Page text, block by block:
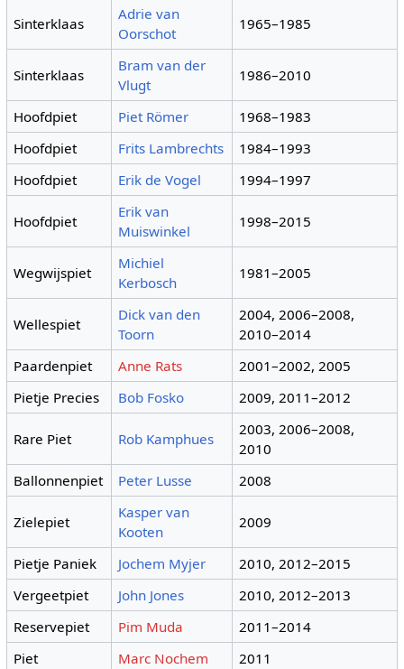
Sinterklaas
Adrie van
Oorschot
1965–1985
Sinterklaas
Bram van der
Vlugt
1986–2010
Hoofdpiet Piet Römer
1968–1983
Hoofdpiet
Frits Lambrechts
1984–1993
Hoofdpiet
Erik de Vogel 1994–1997
Hoofdpiet
Erik van
Muiswinkel
1998–2015
Wegwijspiet
Michiel
Kerbosch
1981–2005
Wellespiet
Dick van den
Toorn
2004, 2006–2008,
2010–2014
Paardenpiet
Anne Rats
2001–2002, 2005
Pietje Precies
Bob Fosko 2009, 2011–2012
Rare Piet Rob Kamphues
2003, 2006–2008,
2010
Ballonnenpiet
Peter Lusse 2008
Zielepiet
Kasper van
Kooten
2009
Pietje Paniek Jochem Myjer
2010, 2012–2015
Vergeetpiet
John Jones
2010, 2012–2013
Reservepiet
Pim Muda
2011–2014
Piet
Marc Nochem
2011